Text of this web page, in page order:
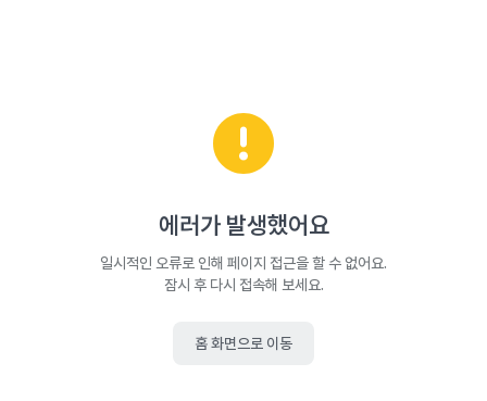
에러가 발생했어요
일시적인 오류로 인해 페이지 접근을 할 수 없어요.
잠시 후 다시 접속해 보세요.
홈 화면으로 이동